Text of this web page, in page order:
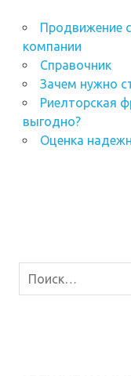
Продвижение
компании
Справочник
Зачем нужно
Риелторская
выгодно?
Оценка